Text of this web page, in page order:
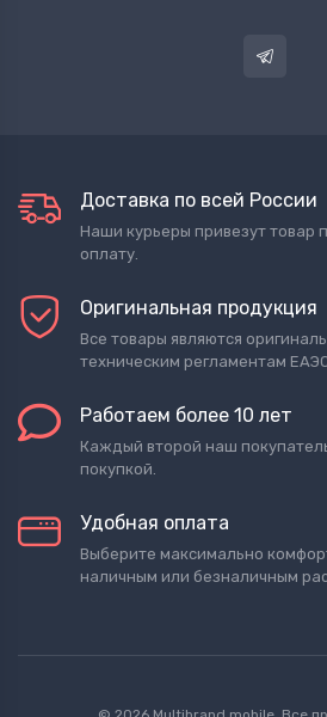
Доставка по всей России
Наши курьеры привезут товар
оплату.
Оригинальная продукция
Все товары являются
техническим регламентам
Работаем более 10 лет
Каждый второй наш
покупкой.
Удобная оплата
Выберите максимально
наличным или безналичным